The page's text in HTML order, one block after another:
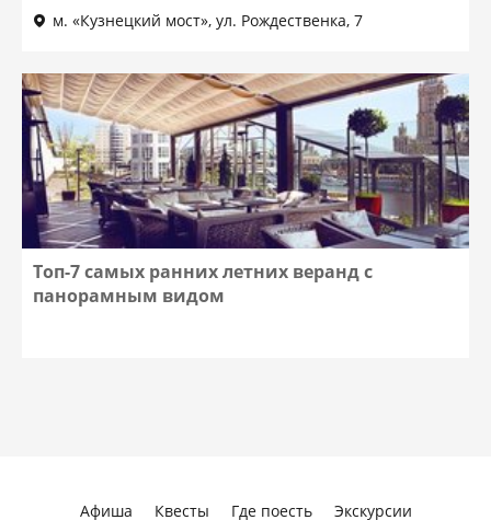
м. «Кузнецкий мост», ул. Рождественка, 7
Топ-7 самых ранних летних веранд с
панорамным видом
Афиша Квесты Где поесть
Экскурсии